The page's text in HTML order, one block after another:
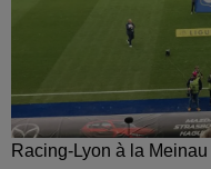
Racing-Lyon à la